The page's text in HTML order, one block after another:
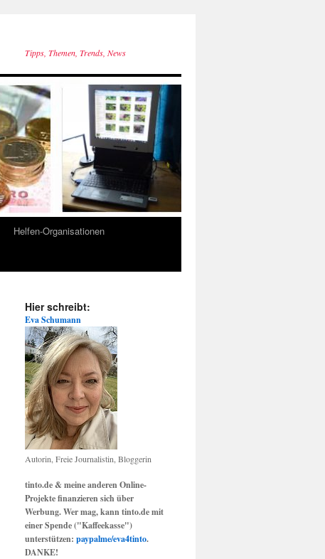
Tipps, Themen, Trends, News
Helfen-Organisationen
Hier schreibt:
Eva Schumann
Autorin, Freie Journalistin, Bloggerin
tinto.de & meine anderen Online-
Projekte finanzieren sich über
Werbung. Wer mag, kann tinto.de mit
einer Spende ("Kaffeekasse")
unterstützen: paypalme/eva4tinto.
DANKE!